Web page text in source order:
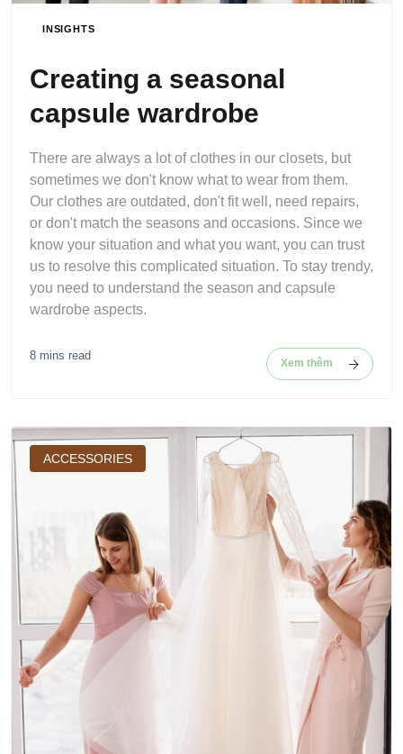
INSIGHTS
Creating a seasonal
capsule wardrobe
There are always a lot of clothes in our closets, but
sometimes we don't know what to wear from them.
Our clothes are outdated, don't fit well, need repairs,
or don't match the seasons and occasions. Since we
know your situation and what you want, you can trust
us to resolve this complicated situation. To stay trendy,
you need to understand the season and capsule
wardrobe aspects.
8 mins read
Xem thêm
ACCESSORIES